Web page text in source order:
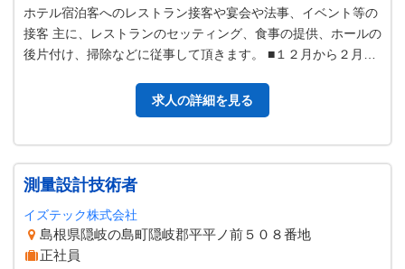
ホテル宿泊客へのレストラン接客や宴会や法事、イベント等の
接客 主に、レストランのセッティング、食事の提供、ホールの
後片付け、掃除などに従事して頂きます。 ■１２月から２月は
求人の詳細を見る
測量設計技術者
イズテック株式会社
島根県隠岐の島町隠岐郡平平ノ前５０８番地
正社員